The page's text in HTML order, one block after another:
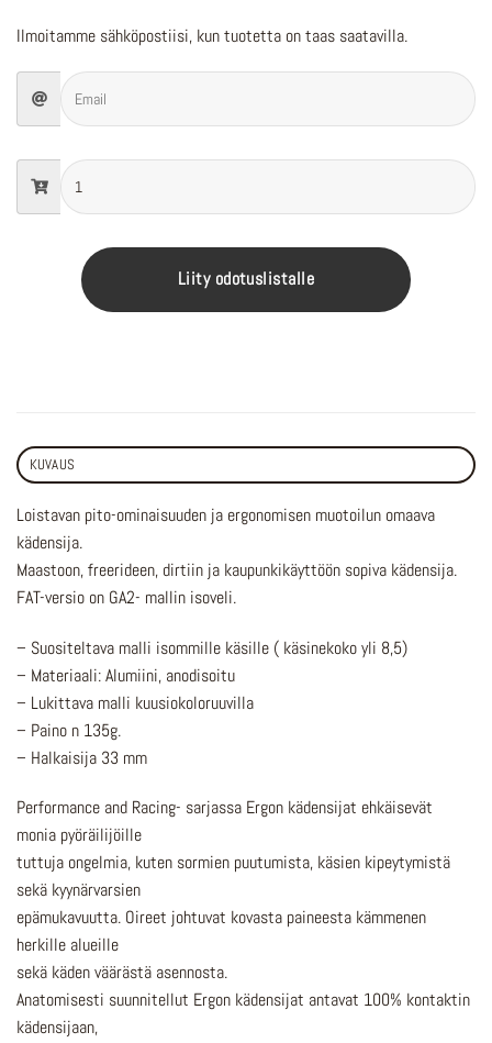
Ilmoitamme sähköpostiisi, kun tuotetta on taas saatavilla.
Liity odotuslistalle
KUVAUS
Loistavan pito-ominaisuuden ja ergonomisen muotoilun omaava
kädensija.
Maastoon, freerideen, dirtiin ja kaupunkikäyttöön sopiva kädensija.
FAT-versio on GA2- mallin isoveli.
– Suositeltava malli isommille käsille ( käsinekoko yli 8,5)
– Materiaali: Alumiini, anodisoitu
– Lukittava malli kuusiokoloruuvilla
– Paino n 135g.
– Halkaisija 33 mm
Performance and Racing- sarjassa Ergon kädensijat ehkäisevät
monia pyöräilijöille
tuttuja ongelmia, kuten sormien puutumista, käsien kipeytymistä
sekä kyynärvarsien
epämukavuutta. Oireet johtuvat kovasta paineesta kämmenen
herkille alueille
sekä käden väärästä asennosta.
Anatomisesti suunnitellut Ergon kädensijat antavat 100% kontaktin
kädensijaan,